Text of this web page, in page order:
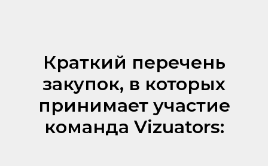
Краткий перечень
закупок, в которых
принимает участие
команда Vizuators: